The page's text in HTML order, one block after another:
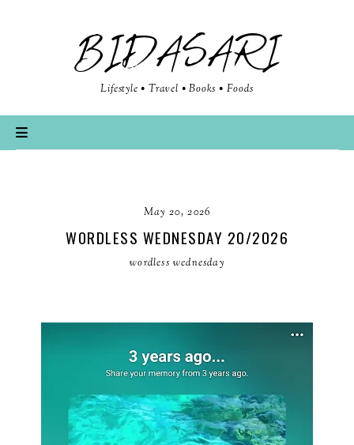
BIDASARI
Lifestyle • Travel • Books • Foods
May 20, 2026
WORDLESS WEDNESDAY 20/2026
wordless wednesday